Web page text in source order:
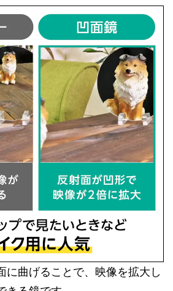
に曲げることで、映像を拡大し